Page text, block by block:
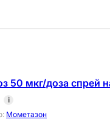
50 мкг/доза спрей
i
: Мометазон